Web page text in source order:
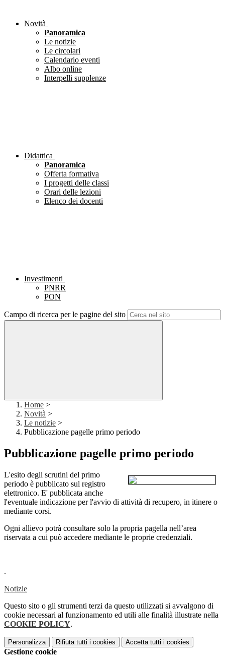
Novità
Panoramica
Le notizie
Le circolari
Calendario eventi
Albo online
Interpelli supplenze
Didattica
Panoramica
Offerta formativa
I progetti delle classi
Orari delle lezioni
Elenco dei docenti
Investimenti
PNRR
PON
Campo di ricerca per le pagine del sito
Home >
Novità >
Le notizie >
Pubblicazione pagelle primo periodo
Pubblicazione pagelle primo periodo
L'esito degli scrutini del primo
periodo è pubblicato sul registro
elettronico. E' pubblicata anche
l'eventuale indicazione per l'avvio di attività di recupero, in itinere o
mediante corsi.
Ogni allievo potrà consultare solo la propria pagella nell’area
riservata a cui può accedere mediante le proprie credenziali.
.
Notizie
Questo sito o gli strumenti terzi da questo utilizzati si avvalgono di
cookie necessari al funzionamento ed utili alle finalità illustrate nella
COOKIE POLICY.
Personalizza Rifiuta tutti i cookies Accetta tutti i cookies
Gestione cookie